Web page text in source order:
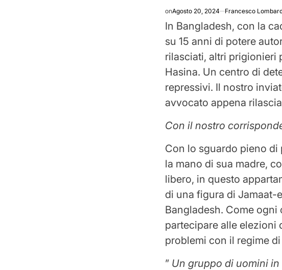
onAgosto 20, 2024 Francesco
In Bangladesh, con la
su 15 anni di potere
rilasciati, altri prigionieri
Hasina. Un centro di
repressivi. Il nostro
avvocato appena
Con il nostro
Con lo sguardo pieno di
la mano di sua madre,
libero, in questo
di una figura di Jamaat-
Bangladesh. Come
partecipare alle elezioni
problemi con il regime
” Un gruppo di uomini